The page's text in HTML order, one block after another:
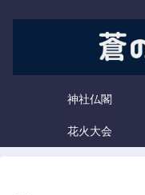
神社仏閣
花火大会